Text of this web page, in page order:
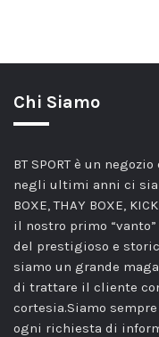
Chi Siamo
BT SPORT è un
negli ultimi anni ci
BOXE, THAY BOXE,
il nostro primo
del prestigioso e
siamo un grande
di trattare il cliente
cortesia.Siamo
ogni richiesta di